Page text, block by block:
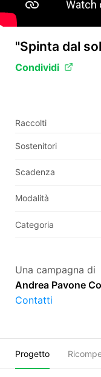
"Spinta dal
Condividi
Raccolti
Sostenitori
Scadenza
Modalità
Categoria
Una campagna di
Andrea Pavone
Contatti
Progetto